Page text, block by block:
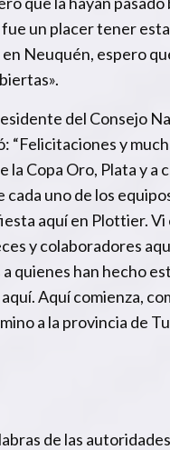
un placer tener
Neuquén, espero
del Consejo
“Felicitaciones y
la Copa Oro, Plata y a
uno de los
aquí en Plottier. Vi
y colaboradores
quienes han hecho
Aquí comienza,
a la provincia de
de las